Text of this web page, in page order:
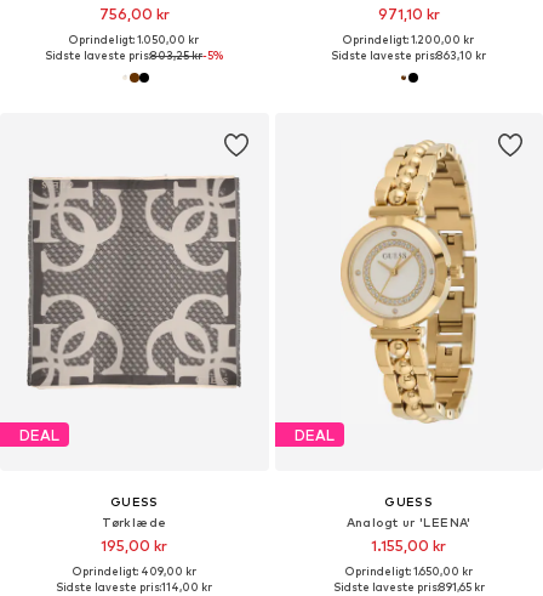
756,00 kr
Oprindeligt: 1.050,00 kr
Sidste laveste pris:803,25 kr-5%
971,10 kr
Oprindeligt: 1.200,00 kr
Sidste laveste pris:863,10 kr
DEAL
GUESS
Tørklæde
195,00 kr
Oprindeligt: 409,00 kr
Sidste laveste pris:114,00 kr
DEAL
GUESS
Analogt ur 'LEENA'
1.155,00 kr
Oprindeligt: 1.650,00 kr
Sidste laveste pris:891,65 kr